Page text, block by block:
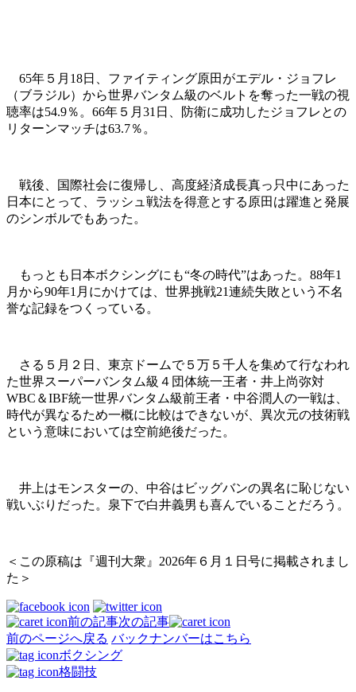
65年５月18日、ファイティング原田がエデル・ジョフレ
（ブラジル）から世界バンタム級のベルトを奪った一戦の視
聴率は54.9％。66年５月31日、防衛に成功したジョフレとの
リターンマッチは63.7％。
戦後、国際社会に復帰し、高度経済成長真っ只中にあった
日本にとって、ラッシュ戦法を得意とする原田は躍進と発展
のシンボルでもあった。
もっとも日本ボクシングにも“冬の時代”はあった。88年1
月から90年1月にかけては、世界挑戦21連続失敗という不名
誉な記録をつくっている。
さる５月２日、東京ドームで５万５千人を集めて行なわれ
た世界スーパーバンタム級４団体統一王者・井上尚弥対
WBC＆IBF統一世界バンタム級前王者・中谷潤人の一戦は、
時代が異なるため一概に比較はできないが、異次元の技術戦
という意味においては空前絶後だった。
井上はモンスターの、中谷はビッグバンの異名に恥じない
戦いぶりだった。泉下で白井義男も喜んでいることだろう。
＜この原稿は『週刊大衆』2026年６月１日号に掲載されまし
た＞
前の記事次の記事
前のページへ戻る バックナンバーはこちら
ボクシング
格闘技